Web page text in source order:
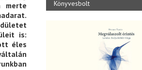
merte
is:
éles
Könyvesbolt